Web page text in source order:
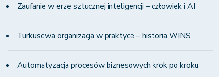
Zaufanie w erze sztucznej inteligencji – człowiek i AI
Turkusowa organizacja w praktyce – historia WINS
Automatyzacja procesów biznesowych krok po kroku